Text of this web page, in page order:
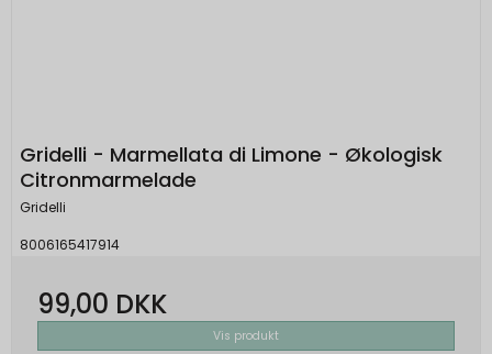
Gridelli - Marmellata di Limone - Økologisk
Citronmarmelade
Gridelli
8006165417914
99,00 DKK
Vis produkt